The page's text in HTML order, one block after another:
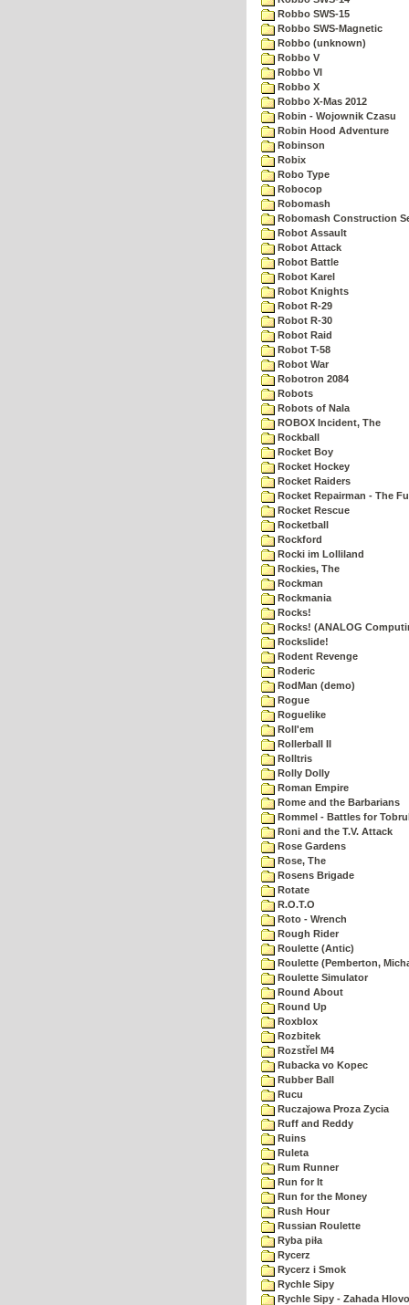
Robbo SWS-15
Robbo SWS-Magnetic
Robbo (unknown)
Robbo V
Robbo VI
Robbo X
Robbo X-Mas 2012
Robin - Wojownik Czasu
Robin Hood Adventure
Robinson
Robix
Robo Type
Robocop
Robomash
Robomash Construction
Robot Assault
Robot Attack
Robot Battle
Robot Karel
Robot Knights
Robot R-29
Robot R-30
Robot Raid
Robot T-58
Robot War
Robotron 2084
Robots
Robots of Nala
ROBOX Incident, The
Rockball
Rocket Boy
Rocket Hockey
Rocket Raiders
Rocket Repairman - The
Rocket Rescue
Rocketball
Rockford
Rocki im Lolliland
Rockies, The
Rockman
Rockmania
Rocks!
Rocks! (ANALOG
Rockslide!
Rodent Revenge
Roderic
RodMan (demo)
Rogue
Roguelike
Roll'em
Rollerball II
Rolltris
Rolly Dolly
Roman Empire
Rome and the Barbarians
Rommel - Battles for
Roni and the T.V. Attack
Rose Gardens
Rose, The
Rosens Brigade
Rotate
R.O.T.O
Roto - Wrench
Rough Rider
Roulette (Antic)
Roulette (Pemberton,
Roulette Simulator
Round About
Round Up
Roxblox
Rozbitek
Rozstřel M4
Rubacka vo Kopec
Rubber Ball
Rucu
Ruczajowa Proza Zycia
Ruff and Reddy
Ruins
Ruleta
Rum Runner
Run for It
Run for the Money
Rush Hour
Russian Roulette
Ryba piła
Rycerz
Rycerz i Smok
Rychle Sipy
Rychle Sipy - Zahada